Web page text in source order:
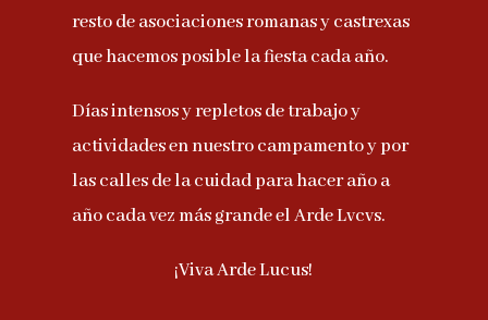
resto de asociaciones romanas y castrexas
que hacemos posible la fiesta cada año.
Días intensos y repletos de trabajo y
actividades en nuestro campamento y por
las calles de la cuidad para hacer año a
año cada vez más grande el Arde Lvcvs.
¡Viva Arde Lucus!